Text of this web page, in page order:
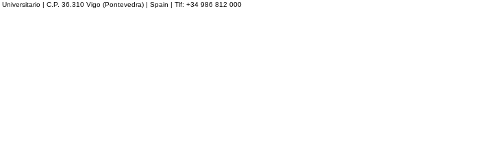
| C.P. 36.310 Vigo (Pontevedra) | Spain | Tlf: +34 986 812 000